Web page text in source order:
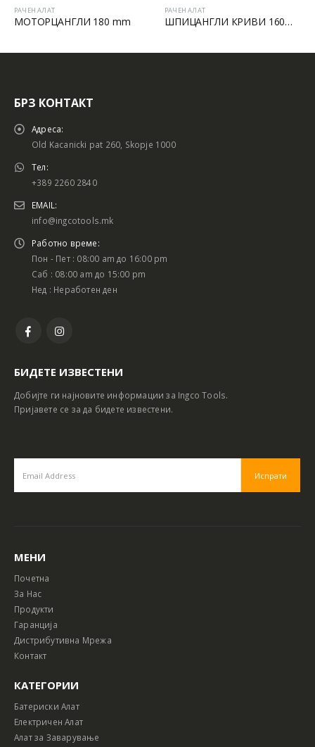
РАЧЕН АЛАТ
МОТОРЦАНГЛИ 180 mm
РАЧЕН АЛАТ
ШПИЦАНГЛИ КРИВИ 160MM
БРЗ КОНТАКТ
Адреса:
Old Kacanicki pat 260, Skopje 1000
Тел:
+389 2260 2840
EMAIL:
info@ingcotools.mk
Работно време:
Пон - Пет : 08:00 am до 16:00 pm
Саб : 08:00 am до 15:00 pm
Нед : Неработен ден
БИДЕТЕ ИЗВЕСТЕНИ
Добијте ги најновите информации за Ingco Tools.
Пријавете се за да бидете известени.
МЕНИ
Почетна
За Нас
Продукти
Гаранција
Дистрибутивна Мрежа
Контакт
КАТЕГОРИИ
Батериски Алат
Електричен Алат
Алат за Заварување